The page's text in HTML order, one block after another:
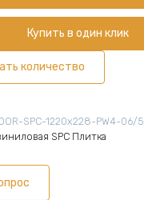
SPC
1220х228х6,5
мм,
7
шт
м2),
Премиум
XL
Дуб
Купить в один клик
количество
SPC-1220х228-PW4-06/5
SPC Плитка